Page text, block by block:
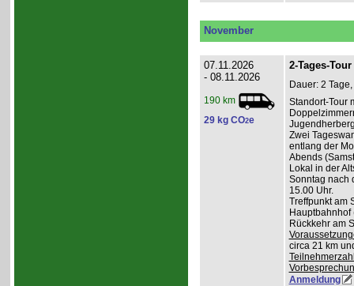
November
07.11.2026
- 08.11.2026
190 km
29 kg CO2e
2-Tages-
Dauer: 2
Standort-Tour
Zwei
entlang der
Abends
Lokal in der
Sonntag nach
15.00 Uhr.
Treffpunkt am
Hauptbahnhof
Rückkehr am
circa 21 km
Anmeldung